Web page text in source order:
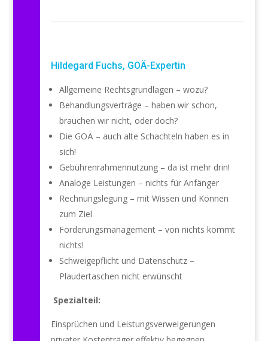
Hildegard Fuchs, GOÄ-Expertin
Allgemeine Rechtsgrundlagen – wozu?
Behandlungsverträge – haben wir schon,
brauchen wir nicht, oder doch?
Die GOÄ – auch alte Schachteln haben es in
sich!
Gebührenrahmennutzung – da ist mehr drin!
Analoge Leistungen – nichts für Anfänger
Rechnungslegung – mit Wissen und Können
zum Ziel
Forderungsmanagement – von nichts kommt
nichts!
Schweigepflicht und Datenschutz –
Plaudertaschen nicht erwünscht
Spezialteil:
Einsprüchen und Leistungsverweigerungen